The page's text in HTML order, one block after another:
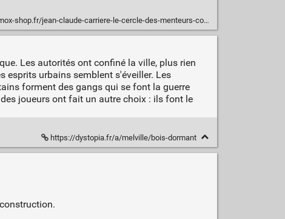
carriere-le-cercle-des-menteurs-contes-philosophiques-du-monde-entier-taschenbuch-M02266209728.html
Les autorités ont confiné la ville, plus rien
esprits urbains semblent s'éveiller. Les
forment des gangs qui se font la guerre
joueurs ont fait un autre choix : ils font le
https://dystopia.fr/a/melville/bois-dormant